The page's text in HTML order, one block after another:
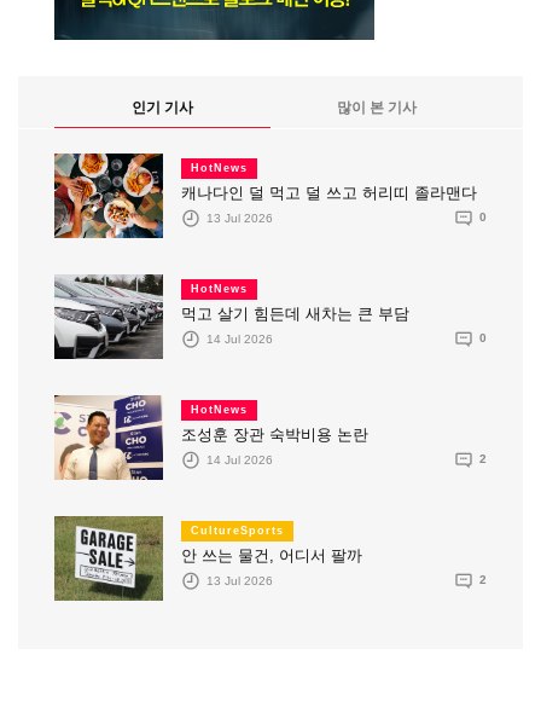
인기 기사 많이 본 기사
HotNews
캐나다인 덜 먹고 덜 쓰고 허리띠 졸라맨다
13 Jul 2026 0
HotNews
먹고 살기 힘든데 새차는 큰 부담
14 Jul 2026 0
HotNews
조성훈 장관 숙박비용 논란
14 Jul 2026 2
CultureSports
안 쓰는 물건, 어디서 팔까
13 Jul 2026 2